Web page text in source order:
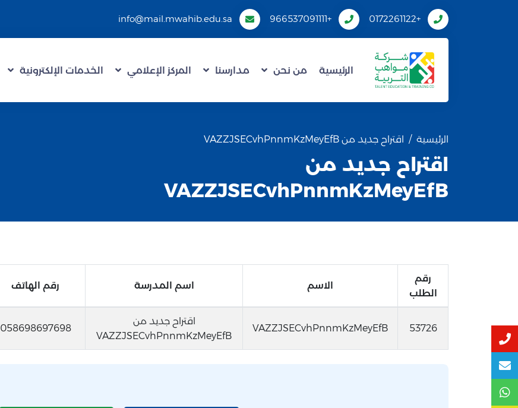
+0172261122
+966537091111
info@mail.mwahib.edu.sa
الرئيسية من نحن مدارسنا المركز الإعلامي الخدمات الإلكترونية
الرئيسية اقتراح جديد من VAZZJSECvhPnnmKzMeyEfB
اقتراح جديد من
VAZZJSECvhPnnmKzMeyEfB
رقم
الطلب
الاسم اسم المدرسة رقم الهاتف
53726
VAZZJSECvhPnnmKzMeyEfB
اقتراح جديد من
VAZZJSECvhPnnmKzMeyEfB
058698697698